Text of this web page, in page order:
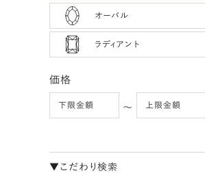
オーバル
ラディアント
価格
〜
▼こだわり検索